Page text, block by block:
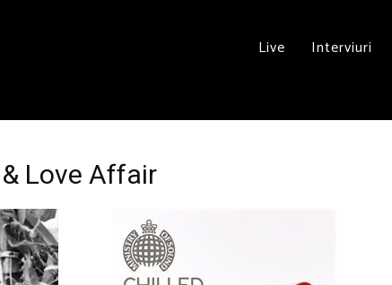
Live Interviuri
Love Affair